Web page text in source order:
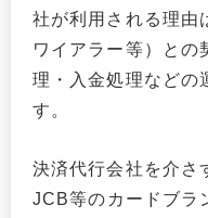
社が利用される理由
ワイアラー等）との
理・入金処理などの
す。
決済代行会社を介さ
JCB等のカードブラ